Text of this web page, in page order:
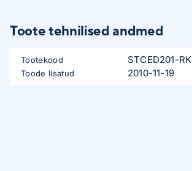
Toote tehnilised andmed
Tootekood STCED201-RK
Toode lisatud 2010-11-19